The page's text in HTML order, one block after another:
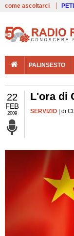
come ascoltarci
PALINSESTO
22
FEB
2009
L'ora di
SERVIZIO | di